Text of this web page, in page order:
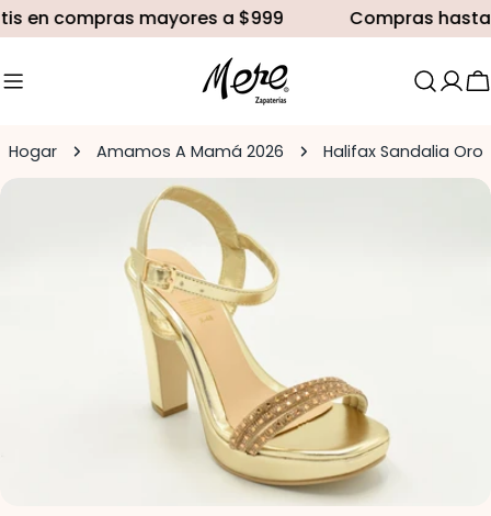
saltar
al
contenido
en compras mayores a $999 Compras hasta
Hogar Amamos A Mamá 2026 Halifax Sandalia Oro
medios 0 en modal